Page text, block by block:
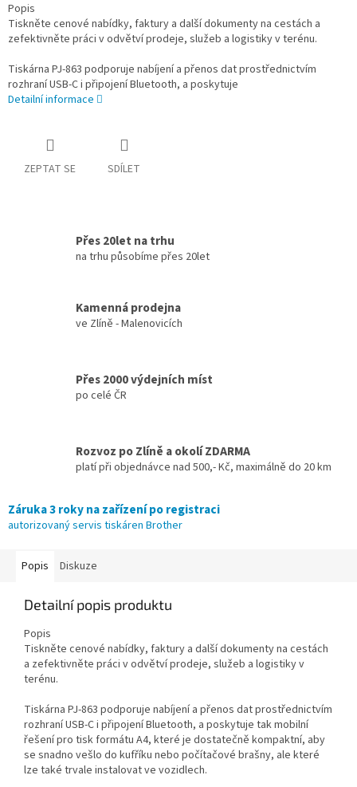
Popis
Tiskněte cenové nabídky, faktury a další dokumenty na cestách a
zefektivněte práci v odvětví prodeje, služeb a logistiky v terénu.
Tiskárna PJ-863 podporuje nabíjení a přenos dat prostřednictvím
rozhraní USB-C i připojení Bluetooth, a poskytuje
Detailní informace
ZEPTAT SE SDÍLET
Přes 20let na trhu
na trhu působíme přes 20let
Kamenná prodejna
ve Zlíně - Malenovicích
Přes 2000 výdejních míst
po celé ČR
Rozvoz po Zlíně a okolí ZDARMA
platí při objednávce nad 500,- Kč, maximálně do 20 km
Záruka 3 roky na zařízení po registraci
autorizovaný servis tiskáren Brother
Popis Diskuze
Detailní popis produktu
Popis
Tiskněte cenové nabídky, faktury a další dokumenty na cestách
a zefektivněte práci v odvětví prodeje, služeb a logistiky v
terénu.
Tiskárna PJ-863 podporuje nabíjení a přenos dat prostřednictvím
rozhraní USB-C i připojení Bluetooth, a poskytuje tak mobilní
řešení pro tisk formátu A4, které je dostatečně kompaktní, aby
se snadno vešlo do kufříku nebo počítačové brašny, ale které
lze také trvale instalovat ve vozidlech.